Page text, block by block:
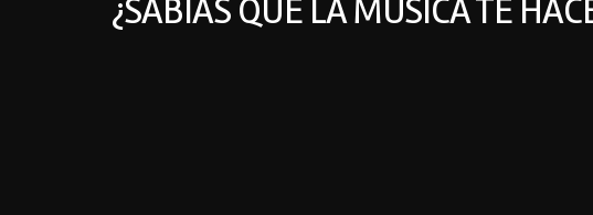
¿SABÍAS QUE LA MÚSICA TE